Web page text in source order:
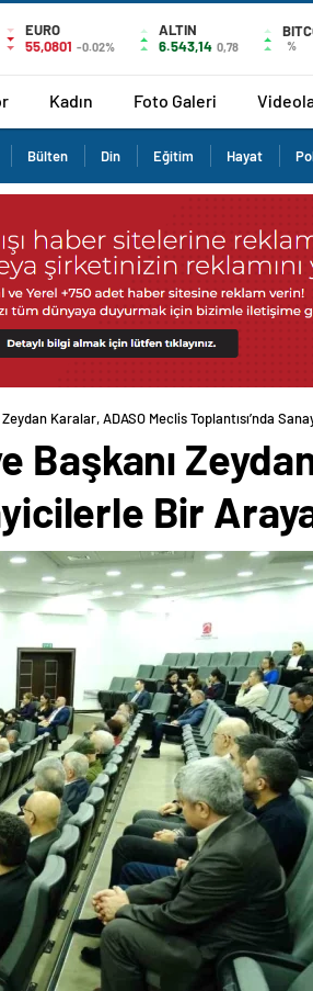
EURO
55,0801 -0.02%
ALTIN
6.543,14 0,78 %
Kadın Foto Galeri
Bülten Din Eğitim Hayat
Karalar, ADASO Meclis Toplantısı’nda
Bir